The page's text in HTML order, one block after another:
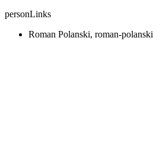
personLinks
Roman Polanski, roman-polanski